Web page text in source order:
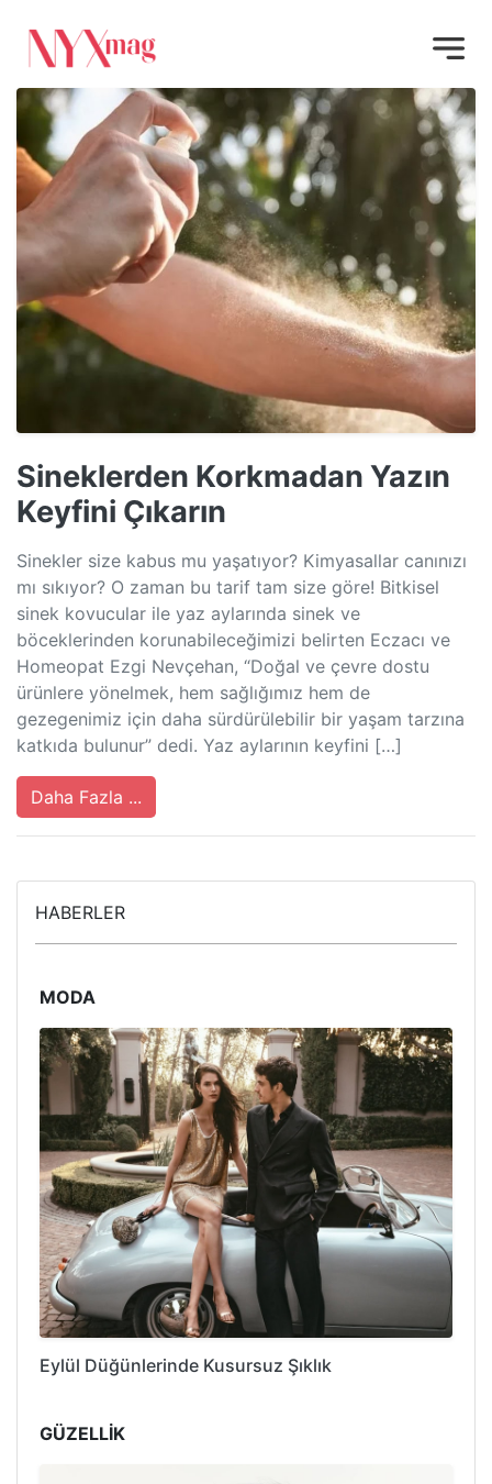
Sineklerden Korkmadan Yazın
Keyfini Çıkarın
Sinekler size kabus mu yaşatıyor? Kimyasallar canınızı
mı sıkıyor? O zaman bu tarif tam size göre! Bitkisel
sinek kovucular ile yaz aylarında sinek ve
böceklerinden korunabileceğimizi belirten Eczacı ve
Homeopat Ezgi Nevçehan, “Doğal ve çevre dostu
ürünlere yönelmek, hem sağlığımız hem de
gezegenimiz için daha sürdürülebilir bir yaşam tarzına
katkıda bulunur” dedi. Yaz aylarının keyfini […]
Daha Fazla ...
HABERLER
MODA
Eylül Düğünlerinde Kusursuz Şıklık
GÜZELLİK